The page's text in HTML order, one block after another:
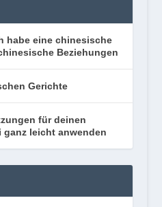
habe eine chinesische
Beziehungen
Gerichte
für deinen
leicht anwenden